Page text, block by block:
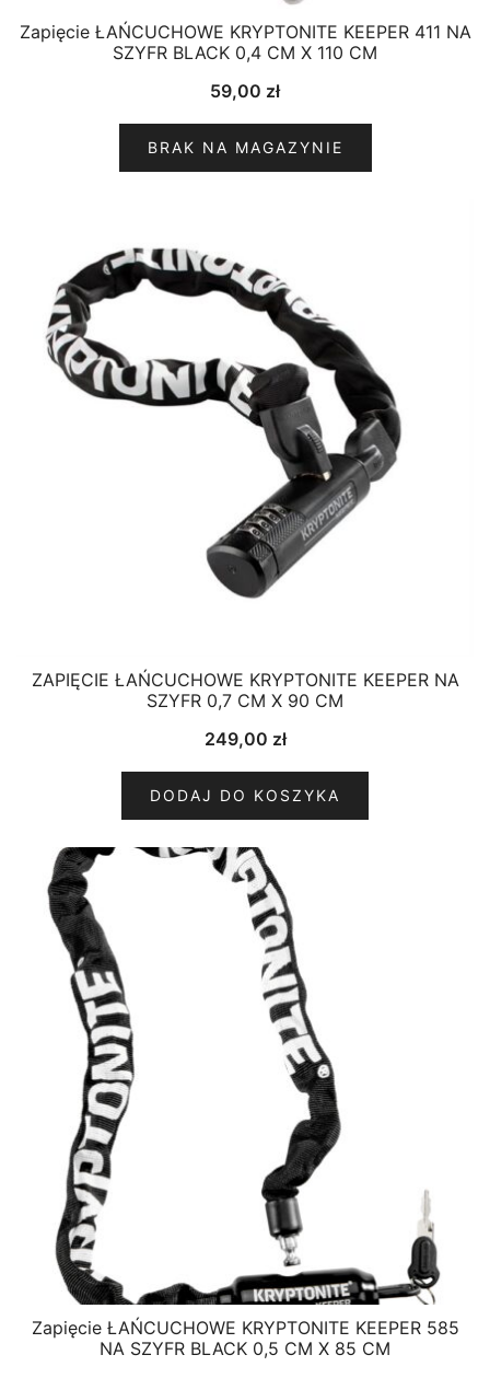
Zapięcie ŁAŃCUCHOWE KRYPTONITE KEEPER 411 NA
SZYFR BLACK 0,4 CM X 110 CM
59,00 zł
BRAK NA MAGAZYNIE
ZAPIĘCIE ŁAŃCUCHOWE KRYPTONITE KEEPER NA
SZYFR 0,7 CM X 90 CM
249,00 zł
DODAJ DO KOSZYKA
Zapięcie ŁAŃCUCHOWE KRYPTONITE KEEPER 585
NA SZYFR BLACK 0,5 CM X 85 CM